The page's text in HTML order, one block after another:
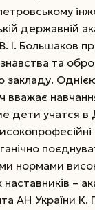
державній
І. Большаков
та
закладу.
вважає
дети учатся в
нормами
наставників –
АН України К.